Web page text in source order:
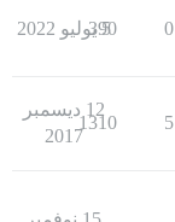
0
390
5 يوليو 2022
5
1310
12 ديسمبر
2017